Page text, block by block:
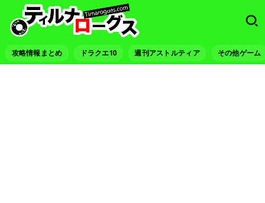
攻略情報まとめ ドラクエ10 週刊アストルティア その他ゲーム